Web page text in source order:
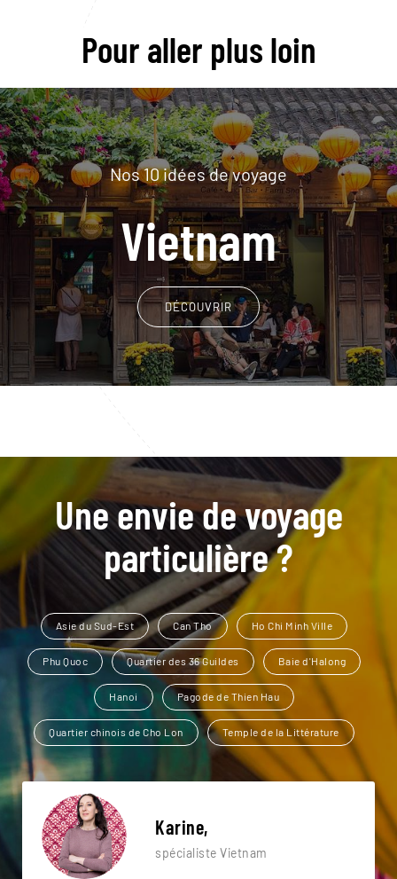
Pour aller plus loin
Nos 10 idées de voyage
Vietnam
DÉCOUVRIR
Une envie de voyage
particulière ?
Asie du Sud-Est Can Tho Ho Chi Minh Ville
Phu Quoc Quartier des 36 Guildes Baie d'Halong
Hanoi Pagode de Thien Hau
Quartier chinois de Cho Lon Temple de la Littérature
Karine,
spécialiste Vietnam